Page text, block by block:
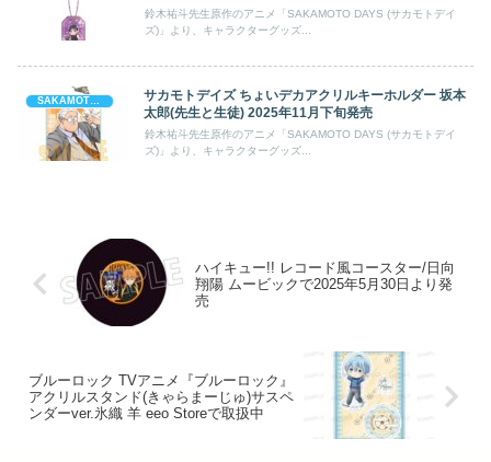
鈴木祐斗先生原作のアニメ「SAKAMOTO DAYS (サカモトデイ
ズ)」より、キャラクターグッズ...
サカモトデイズ ちょいデカアクリルキーホルダー 坂本
太郎(先生と生徒) 2025年11月下旬発売
鈴木祐斗先生原作のアニメ「SAKAMOTO DAYS (サカモトデイ
ズ)」より、キャラクターグッズ...
ハイキュー!! レコード風コースター/日向
翔陽 ムービックで2025年5月30日より発
売
ブルーロック TVアニメ『ブルーロック』
アクリルスタンド(きゃらまーじゅ)サスペ
ンダーver.氷織 羊 eeo Storeで取扱中